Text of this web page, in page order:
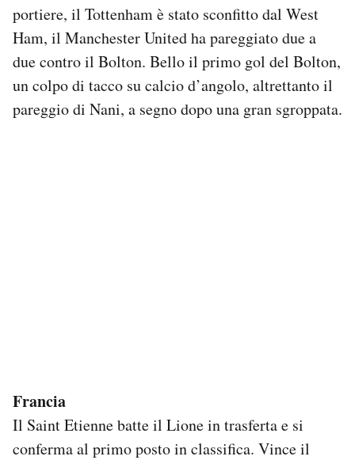
portiere, il Tottenham è stato sconfitto dal West
Ham, il Manchester United ha pareggiato due a
due contro il Bolton. Bello il primo gol del Bolton,
un colpo di tacco su calcio d’angolo, altrettanto il
pareggio di Nani, a segno dopo una gran sgroppata.
Francia
Il Saint Etienne batte il Lione in trasferta e si
conferma al primo posto in classifica. Vince il